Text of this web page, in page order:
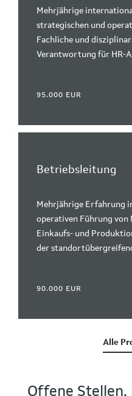
Mehrjährige
strategischen und
Fachliche und
Verantwortung für HR-
95.000 EUR
Betriebsleitung
Mehrjährige Erfahrung
operativen Führung von
Einkaufs- und
der
90.000 EUR
Alle
Offene